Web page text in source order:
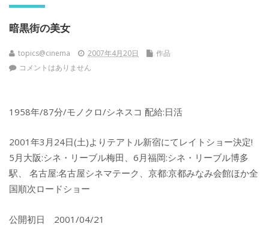
暗黒街の美女
topics@cinema 2007年4月20日
作品
コメントはありません
1958年/87分/モノクロ/シネスコ 配給:日活
2001年3月24日(土)よりテアトル新宿にてレイトショー決定!
5月大阪:シネ・リーブル梅田、6月福岡:シネ・リーブル博多
駅、 名古屋:名古屋シネマテーク、京都:京都みなみ会館ほか全
国順次ロードショー
公開初日 2001/04/21